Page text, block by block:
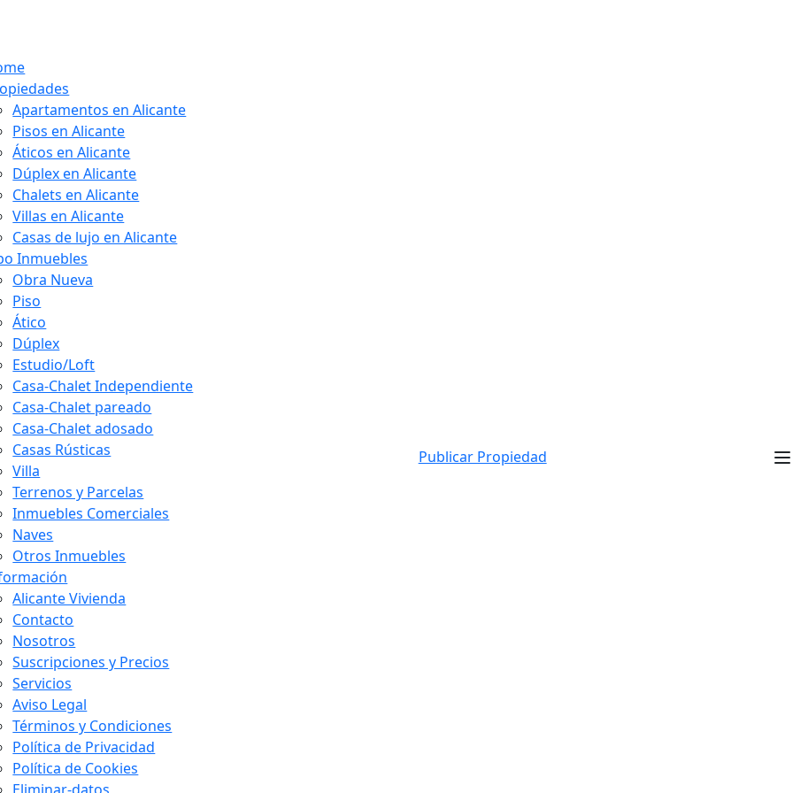
Apartamentos en Alicante
Pisos en Alicante
Áticos en Alicante
Dúplex en Alicante
Chalets en Alicante
Villas en Alicante
Casas de lujo en Alicante
Inmuebles
Obra Nueva
Piso
Ático
Dúplex
Estudio/Loft
Casa-Chalet Independiente
Casa-Chalet pareado
Casa-Chalet adosado
Casas Rústicas
Villa
Terrenos y Parcelas
Inmuebles Comerciales
Naves
Otros Inmuebles
Alicante Vivienda
Contacto
Nosotros
Suscripciones y Precios
Servicios
Aviso Legal
Términos y Condiciones
Política de Privacidad
Política de Cookies
Publicar Propiedad